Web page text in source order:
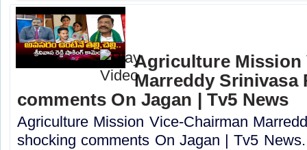
Agriculture Mission
Marreddy Srinivasa
comments On Jagan | Tv5 News
Agriculture Mission Vice-Chairman
shocking comments On Jagan | Tv5